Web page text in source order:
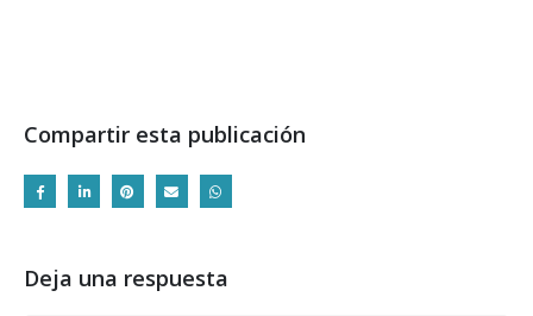
Compartir esta publicación
Deja una respuesta